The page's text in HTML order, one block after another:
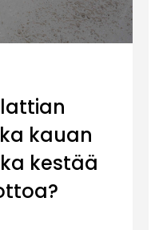
kauan
kestää